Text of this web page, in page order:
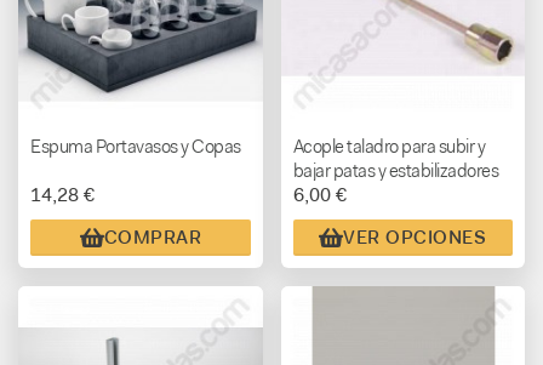
Espuma Portavasos y Copas
14,28 €
COMPRAR
Acople taladro para subir y
bajar patas y estabilizadores
6,00 €
VER OPCIONES